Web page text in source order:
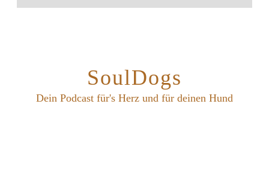
SoulDogs
Dein Podcast für's Herz und für deinen Hund